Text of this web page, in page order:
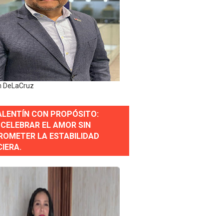
en salud
Guaiguí: "Es ignorancia supina"
DeLaCruz
CON PROPÓSITO:
EL AMOR SIN
LA ESTABILIDAD